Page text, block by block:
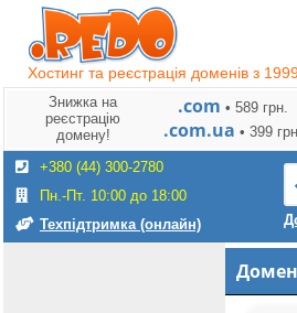
Хостинг та реєстрація доменів з
Знижка на
реєстрацію
домену!
.com • 589 грн.
.com.ua • 399
+380 (44) 300-2780
Пн.-Пт. 10:00 до 18:00
Техпідтримка (онлайн)
Домен